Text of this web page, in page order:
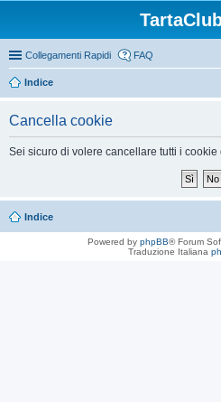
Collegamenti Rapidi FAQ
Indice
Cancella cookie
Sei sicuro di volere cancellare tutti i
Indice
Powered by phpBB® Forum
Traduzione Italiana